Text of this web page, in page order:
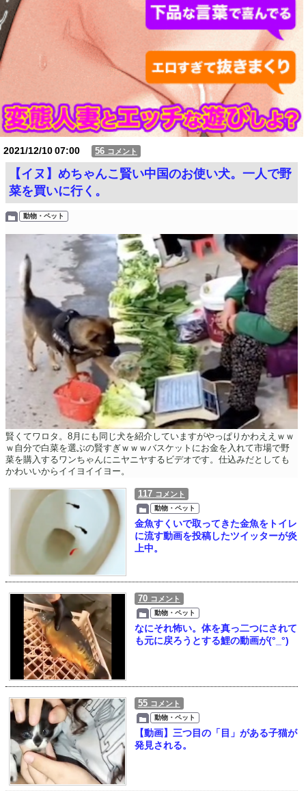
2021/12/1007:00 56 コメント
【イヌ】めちゃんこ賢い中国のお使い犬。一人で野
菜を買いに行く。
動物・ペット
賢くてワロタ。8月にも同じ犬を紹介していますがやっぱりかわええｗｗ
ｗ自分で白菜を選ぶの賢すぎｗｗｗバスケットにお金を入れて市場で野
菜を購入するワンちゃんにニヤニヤするビデオです。仕込みだとしても
かわいいからイイヨイイヨー。
117 コメント
動物・ペット
金魚すくいで取ってきた金魚をトイレ
に流す動画を投稿したツイッターが炎
上中。
70 コメント
動物・ペット
なにそれ怖い。体を真っ二つにされて
も元に戻ろうとする鯉の動画が(°_°)
55 コメント
動物・ペット
【動画】三つ目の「目」がある子猫が
発見される。